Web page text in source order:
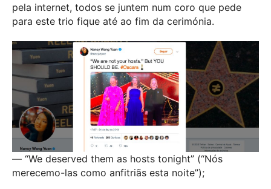
pela internet, todos se juntem num coro que pede
para este trio fique até ao fim da cerimónia.
— “We deserved them as hosts tonight” (“Nós
merecemo-las como anfitriãs esta noite”);